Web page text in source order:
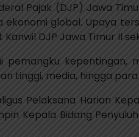
Pajak (DJP) Jawa
global. Upaya
DJP Jawa Timur II
kepentingan,
tinggi, media, hingga
Pelaksana Harian
Kepala Bidang